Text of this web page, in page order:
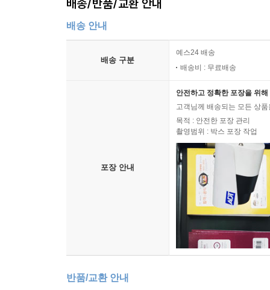
배송/반품/교환 안내
배송 안내
배송 구분
예스24 배송
배송비 : 무료배송
포장 안내
안전하고 정확한 포장을 위
고객님께 배송되는 모든 상
목적 : 안전한 포장 관리
촬영범위 : 박스 포장 작업
반품/교환 안내